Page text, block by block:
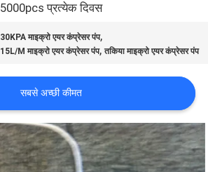
5000pcs प्रत्येक दिवस
30KPA माइक्रो एयर कंप्रेसर पंप,
15L/M माइक्रो एयर कंप्रेसर पंप,तकिया माइक्रो एयर कंप्रेसर पंप
सबसे अच्छी कीमत